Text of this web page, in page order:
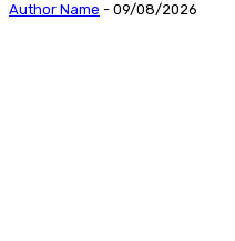
Author Name - 09/08/2026